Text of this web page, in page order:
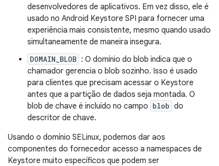
desenvolvedores de aplicativos. Em vez disso, ele é
usado no Android Keystore SPI para fornecer uma
experiência mais consistente, mesmo quando usado
simultaneamente de maneira insegura.
DOMAIN_BLOB : O domínio do blob indica que o
chamador gerencia o blob sozinho. Isso é usado
para clientes que precisam acessar o Keystore
antes que a partição de dados seja montada. O
blob de chave é incluído no campo blob do
descritor de chave.
Usando o domínio SELinux, podemos dar aos
componentes do fornecedor acesso a namespaces de
Keystore muito específicos que podem ser